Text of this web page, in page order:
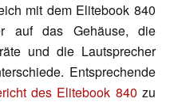
mit dem Elitebook 840
auf das Gehäuse, die
und die Lautsprecher
Entsprechende
des Elitebook 840 zu